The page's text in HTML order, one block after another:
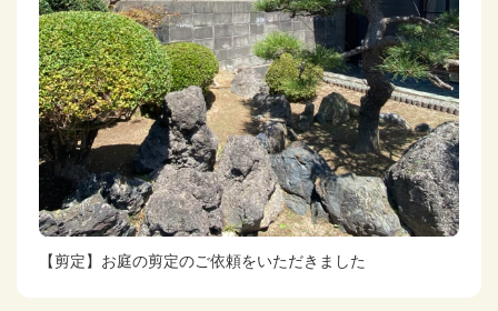
【剪定】お庭の剪定のご依頼をいただきました